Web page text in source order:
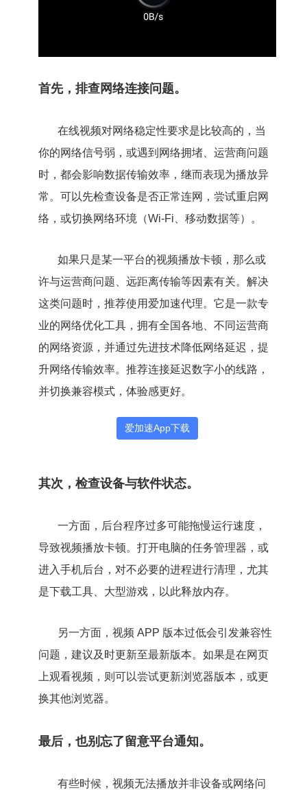
首先，排查网络连接问题。
在线视频对网络稳定性要求是比较高的，当
你的网络信号弱，或遇到网络拥堵、运营商问题
时，都会影响数据传输效率，继而表现为播放异
常。可以先检查设备是否正常连网，尝试重启网
络，或切换网络环境（Wi-Fi、移动数据等）。
如果只是某一平台的视频播放卡顿，那么或
许与运营商问题、远距离传输等因素有关。解决
这类问题时，推荐使用爱加速代理。它是一款专
业的网络优化工具，拥有全国各地、不同运营商
的网络资源，并通过先进技术降低网络延迟，提
升网络传输效率。推荐连接延迟数字小的线路，
并切换兼容模式，体验感更好。
爱加速App下载
其次，检查设备与软件状态。
一方面，后台程序过多可能拖慢运行速度，
导致视频播放卡顿。打开电脑的任务管理器，或
进入手机后台，对不必要的进程进行清理，尤其
是下载工具、大型游戏，以此释放内存。
另一方面，视频 APP 版本过低会引发兼容性
问题，建议及时更新至最新版本。如果是在网页
上观看视频，则可以尝试更新浏览器版本，或更
换其他浏览器。
最后，也别忘了留意平台通知。
有些时候，视频无法播放并非设备或网络问